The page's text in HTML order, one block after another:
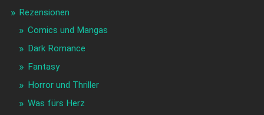
Rezensionen
Comics und Mangas
Dark Romance
Fantasy
Horror und Thriller
Was fürs Herz